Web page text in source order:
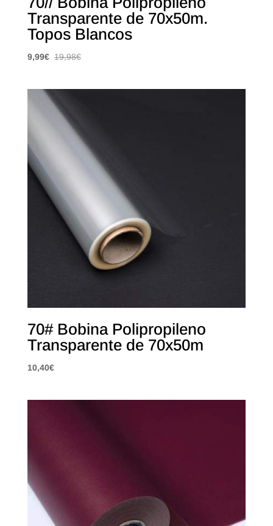
Transparente de 70x50m.
Topos Blancos
9,99€ 19,98€
70# Bobina Polipropileno
Transparente de 70x50m
10,40€